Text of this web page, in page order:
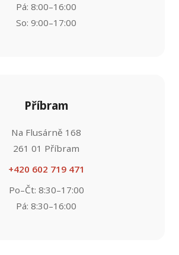
Pá: 8:00–16:00
So: 9:00–17:00
Příbram
Na Flusárně 168
261 01 Příbram
+420 602 719 471
Po–Čt: 8:30–17:00
Pá: 8:30–16:00